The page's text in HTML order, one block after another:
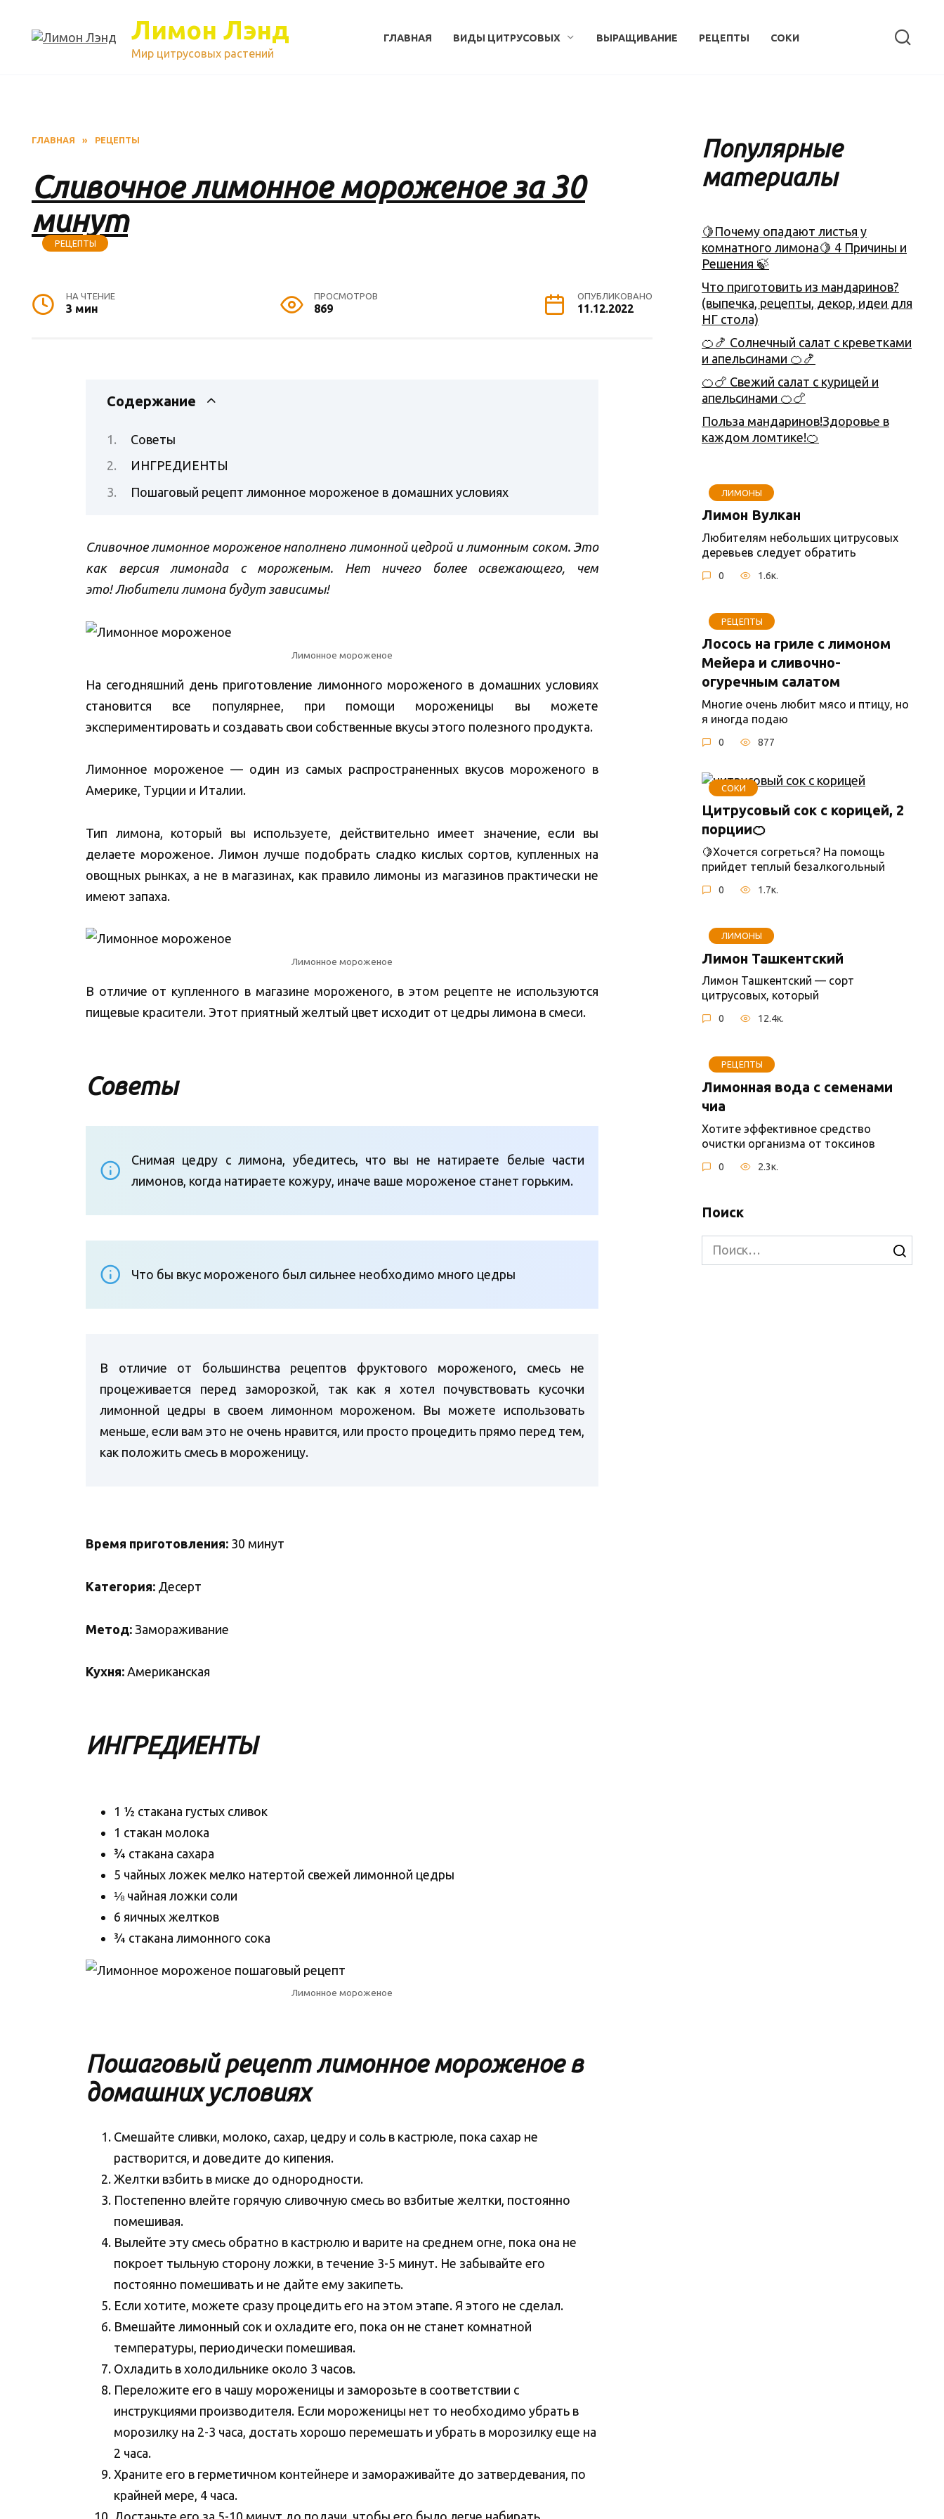
содержанию
Лимон Лэнд
Мир цитрусовых растений
ГЛАВНАЯ ВИДЫ ЦИТРУСОВЫХ ВЫРАЩИВАНИЕ РЕЦЕПТЫ СОКИ
ГЛАВНАЯ » РЕЦЕПТЫ
Сливочное лимонное мороженое за 30
минут
РЕЦЕПТЫ
НА ЧТЕНИЕ
3 мин
ПРОСМОТРОВ
869
ОПУБЛИКОВАНО
11.12.2022
Содержание
Советы
ИНГРЕДИЕНТЫ
Пошаговый рецепт лимонное мороженое в домашних условиях
Сливочное лимонное мороженое наполнено лимонной цедрой и лимонным соком. Это
как версия лимонада с мороженым. Нет ничего более освежающего, чем
это! Любители лимона будут зависимы!
Лимонное мороженое
На сегодняшний день приготовление лимонного мороженого в домашних условиях
становится все популярнее, при помощи мороженицы вы можете
экспериментировать и создавать свои собственные вкусы этого полезного продукта.
Лимонное мороженое — один из самых распространенных вкусов мороженого в
Америке, Турции и Италии.
Тип лимона, который вы используете, действительно имеет значение, если вы
делаете мороженое. Лимон лучше подобрать сладко кислых сортов, купленных на
овощных рынках, а не в магазинах, как правило лимоны из магазинов практически не
имеют запаха.
Лимонное мороженое
В отличие от купленного в магазине мороженого, в этом рецепте не используются
пищевые красители. Этот приятный желтый цвет исходит от цедры лимона в смеси.
Советы
Снимая цедру с лимона, убедитесь, что вы не натираете белые части
лимонов, когда натираете кожуру, иначе ваше мороженое станет горьким.
Что бы вкус мороженого был сильнее необходимо много цедры
В отличие от большинства рецептов фруктового мороженого, смесь не
процеживается перед заморозкой, так как я хотел почувствовать кусочки
лимонной цедры в своем лимонном мороженом. Вы можете использовать
меньше, если вам это не очень нравится, или просто процедить прямо перед тем,
как положить смесь в мороженицу.
Время приготовления: 30 минут
Категория: Десерт
Метод: Замораживание
Кухня: Американская
ИНГРЕДИЕНТЫ
1 ½ стакана густых сливок
1 стакан молока
¾ стакана сахара
5 чайных ложек мелко натертой свежей лимонной цедры
⅛ чайная ложки соли
6 яичных желтков
¾ стакана лимонного сока
Лимонное мороженое
Пошаговый рецепт лимонное мороженое в
домашних условиях
Смешайте сливки, молоко, сахар, цедру и соль в кастрюле, пока сахар не
растворится, и доведите до кипения.
Желтки взбить в миске до однородности.
Постепенно влейте горячую сливочную смесь во взбитые желтки, постоянно
помешивая.
Вылейте эту смесь обратно в кастрюлю и варите на среднем огне, пока она не
покроет тыльную сторону ложки, в течение 3-5 минут. Не забывайте его
постоянно помешивать и не дайте ему закипеть.
Если хотите, можете сразу процедить его на этом этапе. Я этого не сделал.
Вмешайте лимонный сок и охладите его, пока он не станет комнатной
температуры, периодически помешивая.
Охладить в холодильнике около 3 часов.
Переложите его в чашу мороженицы и заморозьте в соответствии с
инструкциями производителя. Если мороженицы нет то необходимо убрать в
морозилку на 2-3 часа, достать хорошо перемешать и убрать в морозилку еще на
2 часа.
Храните его в герметичном контейнере и замораживайте до затвердевания, по
крайней мере, 4 часа.
Популярные
материалы
🍋Почему опадают листья у
комнатного лимона🍋 4 Причины и
Решения 🍃
Что приготовить из мандаринов?
(выпечка, рецепты, декор, идеи для
НГ стола)
🍊🍤 Солнечный салат с креветками
и апельсинами 🍊🍤
🍊🍗 Свежий салат с курицей и
апельсинами 🍊🍗
Польза мандаринов!Здоровье в
каждом ломтике!🍊
ЛИМОНЫ
Лимон Вулкан
Любителям небольших цитрусовых
деревьев следует обратить
0 1.6к.
РЕЦЕПТЫ
Лосось на гриле с лимоном
Мейера и сливочно-
огуречным салатом
Многие очень любит мясо и птицу, но
я иногда подаю
0 877
СОКИ
Цитрусовый сок с корицей, 2
порции🍊
🍋Хочется согреться? На помощь
прийдет теплый безалкогольный
0 1.7к.
ЛИМОНЫ
Лимон Ташкентский
Лимон Ташкентский — сорт
цитрусовых, который
0 12.4к.
РЕЦЕПТЫ
Лимонная вода с семенами
чиа
Хотите эффективное средство
очистки организма от токсинов
0 2.3к.
Поиск
Search
for: